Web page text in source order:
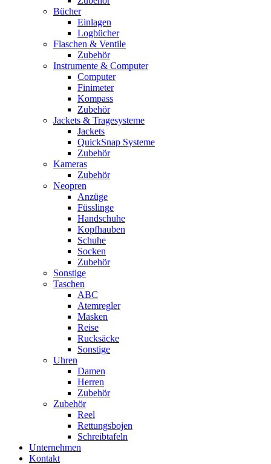
Bücher
Einlagen
Logbücher
Flaschen & Ventile
Zubehör
Instrumente & Computer
Computer
Finimeter
Kompass
Zubehör
Jackets & Tragesysteme
Jackets
QuickSnap Systeme
Zubehör
Kameras
Zubehör
Neopren
Anzüge
Füsslinge
Handschuhe
Kopfhauben
Schuhe
Socken
Zubehör
Sonstige
Taschen
ABC
Atemregler
Masken
Reise
Rucksäcke
Sonstige
Uhren
Damen
Herren
Zubehör
Zubehör
Reel
Rettungsbojen
Schreibtafeln
Unternehmen
Kontakt